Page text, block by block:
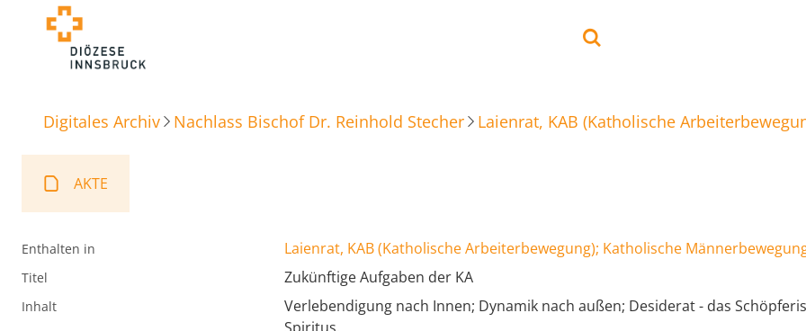
Digitales Archiv Nachlass Bischof Dr. Reinhold Stecher Laienrat, KAB (Katholische
AKTE
Enthalten in Laienrat, KAB (Katholische Arbeiterbewegung); Katholische
Titel Zukünftige Aufgaben der KA
Inhalt
Verlebendigung nach Innen; Dynamik nach außen; Desiderat - das